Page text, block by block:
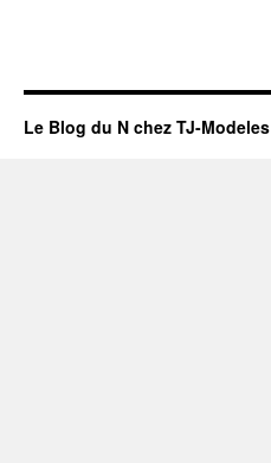
Le Blog du N chez TJ-Modeles